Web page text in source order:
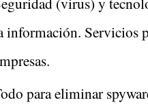
información. Servicios
para eliminar